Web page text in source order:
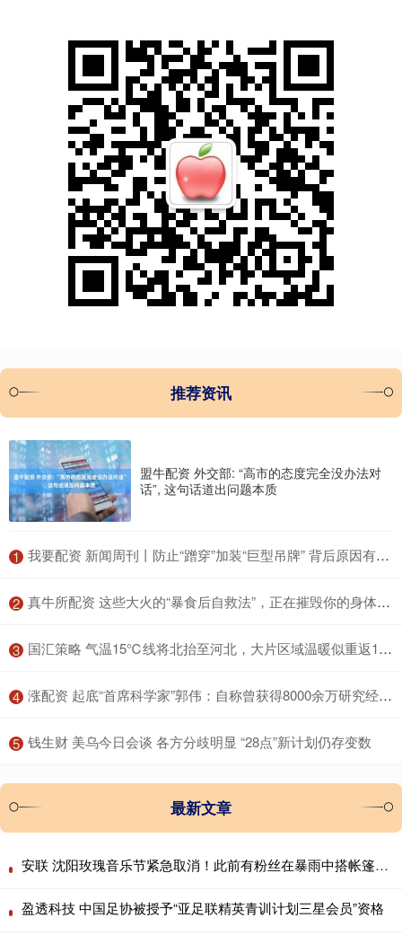
推荐资讯
盟牛配资 外交部: “高市的态度完全没办法对
话”, 这句话道出问题本质
1 ​我要配资 新闻周刊丨防止“蹭穿”加装“巨型吊牌” 背后原因有些无奈
2 ​真牛所配资 这些大火的“暴食后自救法”，正在摧毁你的身体！很多人中招
3 ​国汇策略 气温15℃线将北抬至河北，大片区域温暖似重返10月，说好的冷空气降温呢？
4 ​涨配资 起底“首席科学家”郭伟：自称曾获得8000余万研究经费，关联9家企业，不发工资被多家法院“限高”；其博导申报材料曝光
5 ​钱生财 美乌今日会谈 各方分歧明显 “28点”新计划仍存变数
最新文章
安联 沈阳玫瑰音乐节紧急取消！此前有粉丝在暴雨中搭帐篷通宵排队
盈透科技 中国足协被授予“亚足联精英青训计划三星会员”资格